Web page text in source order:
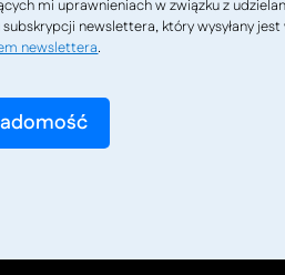
mi uprawnieniach w związku z
newslettera, który wysyłany
newslettera.